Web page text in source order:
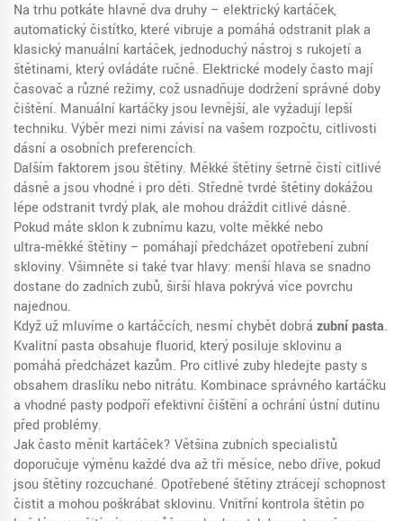
Na trhu potkáte hlavně dva druhy – elektrický kartáček,
automatický čistítko, které vibruje a pomáhá odstranit plaka
klasický manuální kartáček, jednoduchý nástroj s rukojetí a
štětinami, který ovládáte ručně. Elektrické modely často mají
časovač a různé režimy, což usnadňuje dodržení správné doby
čištění. Manuální kartáčky jsou levnější, ale vyžadují lepší
techniku. Výběr mezi nimi závisí na vašem rozpočtu, citlivosti
dásní a osobních preferencích.
Dalším faktorem jsou štětiny. Měkké štětiny šetrně čistí citlivé
dásně a jsou vhodné i pro děti. Středně tvrdé štětiny dokážou
lépe odstranit tvrdý plak, ale mohou dráždit citlivé dásně.
Pokud máte sklon k zubnímu kazu, volte měkké nebo
ultra‑měkké štětiny – pomáhají předcházet opotřebení zubní
skloviny. Všimněte si také tvar hlavy: menší hlava se snadno
dostane do zadních zubů, širší hlava pokrývá více povrchu
najednou.
Když už mluvíme o kartáčcích, nesmí chybět dobrá zubní pasta.
Kvalitní pasta obsahuje fluorid, který posiluje sklovinu a
pomáhá předcházet kazům. Pro citlivé zuby hledejte pasty s
obsahem draslíku nebo nitrátu. Kombinace správného kartáčku
a vhodné pasty podpoří efektivní čištění a ochrání ústní dutinu
před problémy.
Jak často měnit kartáček? Většina zubních specialistů
doporučuje výměnu každé dva až tři měsíce, nebo dříve, pokud
jsou štětiny rozcuchané. Opotřebené štětiny ztrácejí schopnost
čistit a mohou poškrábat sklovinu. Vnitřní kontrola štětin po